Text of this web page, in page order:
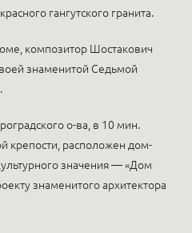
гангутского гранита.
композитор Шостакович
знаменитой Седьмой
о-ва, в 10 мин.
крепости, расположен дом-
значения — «Дом
знаменитого архитектора